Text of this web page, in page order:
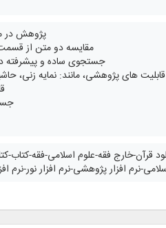
پژوهش در
مقایسه دو متن از
جستجوی ساده و پیشرفته
قابلیت های پژوهشی، مانند: نمایه زنی،
قرآن-خارج فقه-علوم اسلامی-فقه-
نرم افزار پژوهشی-نرم افزار نور-نرم